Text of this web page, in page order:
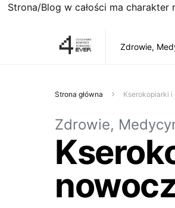
Strona/Blog w całości ma
Zdrowie,
Strona główna Kserokopiarki
Zdrowie,